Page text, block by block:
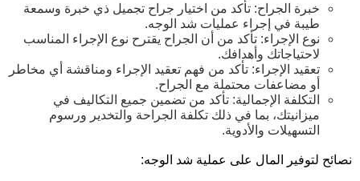
خبرة الجراح: تأكد من اختيار جراح تجميل ذي خبرة وسمعة
طيبة في إجراء عمليات شد الوجه.
نوع الإجراء: تأكد من أن الجراح يقترح نوع الإجراء المناسب
لاحتياجاتك وأهدافك.
تعقيد الإجراء: تأكد من فهم تعقيد الإجراء ومناقشة أي مخاطر
أو مضاعفات محتملة مع الجراح.
التكلفة الإجمالية: تأكد من تضمين جميع التكاليف في
ميزانيتك، بما في ذلك تكلفة الجراحة والتخدير ورسوم
التسهيلات والأدوية.
نصائح لتوفير المال على عملية شد الوجه: